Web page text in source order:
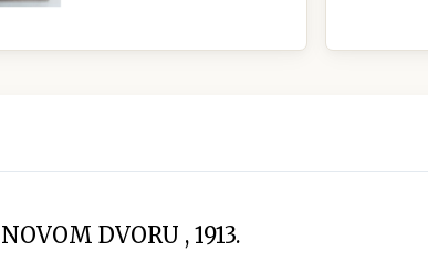
DVORU , 1913.